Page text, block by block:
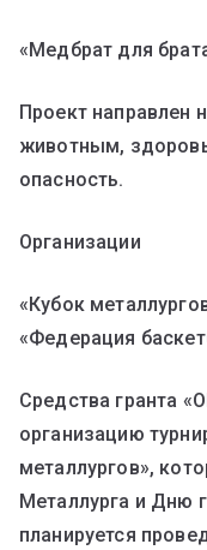
«Медбрат для
Проект направлен
животным,
опасность.
Организации
«Кубок
«Федерация
Средства гранта
организацию
металлургов»,
Металлурга и Дню
планируется